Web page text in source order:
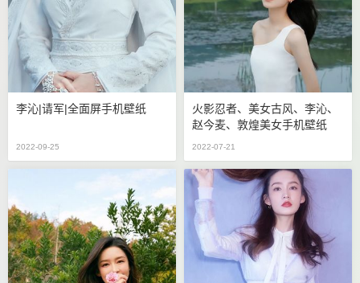
李沁|请军|全面屏手机壁纸
2022-09-25
火影忍者、美女古风、李沁、
赵今麦、敦煌美女手机壁纸
2022-07-21